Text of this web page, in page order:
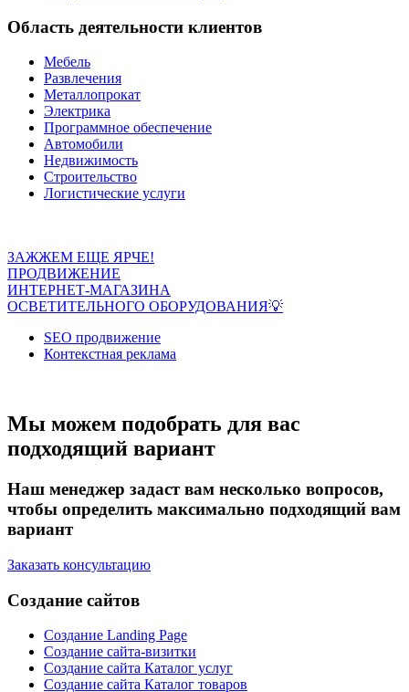
Область деятельности клиентов
Мебель
Развлечения
Металлопрокат
Электрика
Программное обеспечение
Автомобили
Недвижимость
Строительство
Логистические услуги
ЗАЖЖЕМ ЕЩЕ ЯРЧЕ!
ПРОДВИЖЕНИЕ
ИНТЕРНЕТ-МАГАЗИНА
ОСВЕТИТЕЛЬНОГО ОБОРУДОВАНИЯ💡
SEO продвижение
Контекстная реклама
Мы можем подобрать для вас
подходящий вариант
Наш менеджер задаст вам несколько вопросов,
чтобы определить максимально подходящий вам
вариант
Заказать консультацию
Создание сайтов
Создание Landing Page
Создание сайта-визитки
Создание сайта Каталог услуг
Создание сайта Каталог товаров